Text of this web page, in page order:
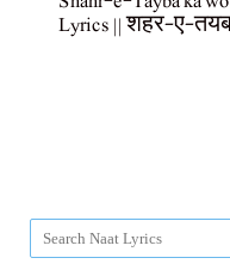
Lyrics || शहर-ए-